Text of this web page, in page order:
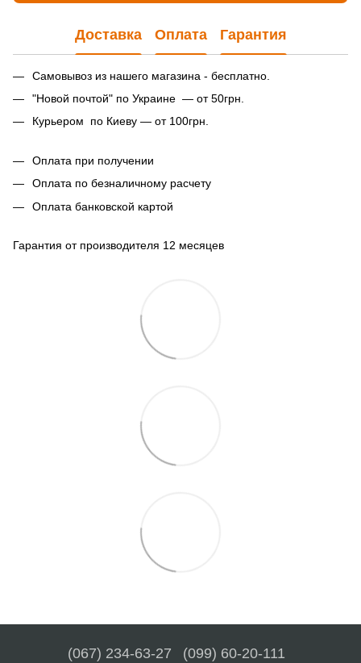
Доставка Оплата Гарантия
Самовывоз из нашего магазина - бесплатно.
"Новой почтой" по Украине — от 50грн.
Курьером по Киеву — от 100грн.
Оплата при получении
Оплата по безналичному расчету
Оплата банковской картой
Гарантия от производителя 12 месяцев
(067) 234-63-27 (099) 60-20-111